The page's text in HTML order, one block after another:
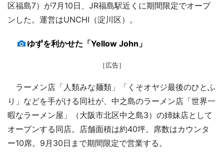
区福島7）が7月10日、JR福島駅近くに期間限定でオープ
ンした。運営はUNCHI（淀川区）。
ゆずを利かせた「Yellow John」
［広告］
ラーメン店「人類みな麺類」「くそオヤジ最後のひとふ
り」などを手がける同社が、中之島のラーメン店「世界一
暇なラーメン屋」（大阪市北区中之島3）の姉妹店として
オープンする同店。店舗面積は約40坪。席数はカウンタ
ー10席。9月30日まで期間限定で営業する。